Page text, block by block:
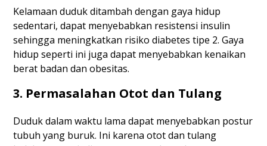
Kelamaan duduk ditambah dengan gaya hidup
sedentari, dapat menyebabkan resistensi insulin
sehingga meningkatkan risiko diabetes tipe 2. Gaya
hidup seperti ini juga dapat menyebabkan kenaikan
berat badan dan obesitas.
3. Permasalahan Otot dan Tulang
Duduk dalam waktu lama dapat menyebabkan postur
tubuh yang buruk. Ini karena otot dan tulang